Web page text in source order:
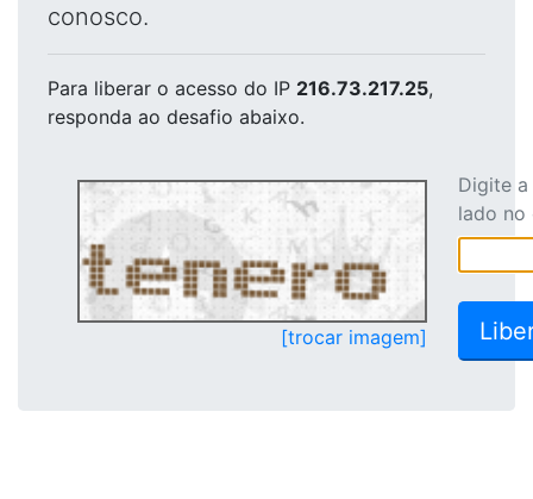
conosco.
Para liberar o acesso do IP 216.73.217.25,
responda ao desafio abaixo.
[trocar imagem]
Digite
lado no